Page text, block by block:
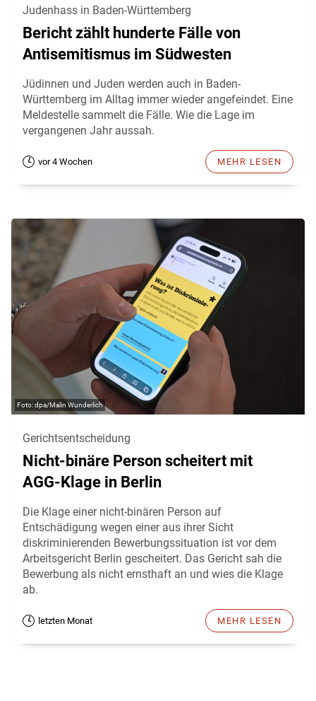
Judenhass in Baden-Württemberg
Bericht zählt hunderte Fälle von
Antisemitismus im Südwesten
Jüdinnen und Juden werden auch in Baden-
Württemberg im Alltag immer wieder angefeindet. Eine
Meldestelle sammelt die Fälle. Wie die Lage im
vergangenen Jahr aussah.
vor 4 Wochen MEHR LESEN
dpa/Malin Wunderlich
Gerichtsentscheidung
Nicht-binäre Person scheitert mit
AGG-Klage in Berlin
Die Klage einer nicht-binären Person auf
Entschädigung wegen einer aus ihrer Sicht
diskriminierenden Bewerbungssituation ist vor dem
Arbeitsgericht Berlin gescheitert. Das Gericht sah die
Bewerbung als nicht ernsthaft an und wies die Klage
ab.
letzten Monat MEHR LESEN